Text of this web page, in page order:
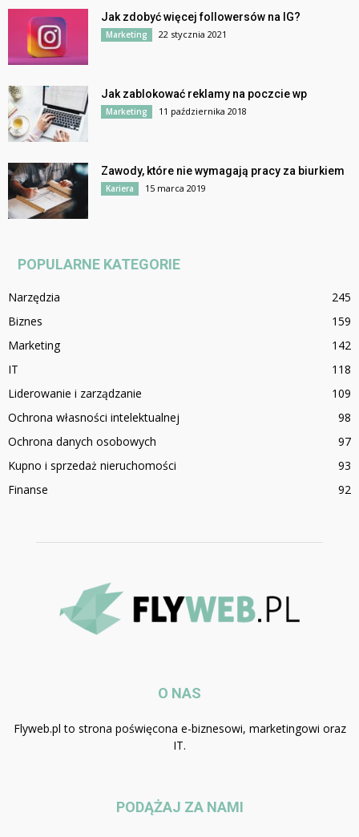
Jak zdobyć więcej followersów na IG?
Marketing 22 stycznia 2021
Jak zablokować reklamy na poczcie wp
Marketing 11 października 2018
Zawody, które nie wymagają pracy za biurkiem
Kariera 15 marca 2019
POPULARNE KATEGORIE
Narzędzia
245
Biznes
159
Marketing
142
IT
118
Liderowanie i zarządzanie
109
Ochrona własności intelektualnej
98
Ochrona danych osobowych
97
Kupno i sprzedaż nieruchomości
93
Finanse
92
O NAS
Flyweb.pl to strona poświęcona e-biznesowi, marketingowi oraz
IT.
PODĄŻAJ ZA NAMI